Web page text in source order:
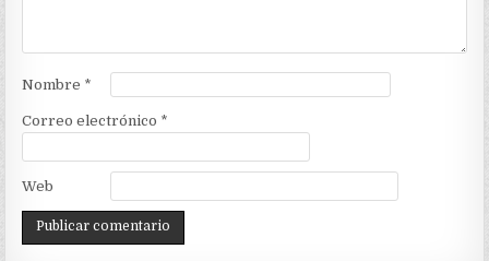
Nombre *
Correo electrónico *
Web